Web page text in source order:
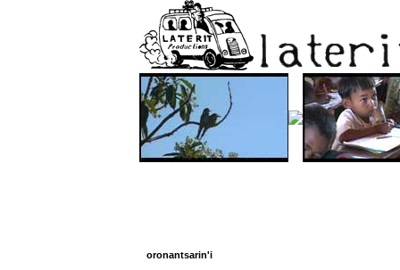
oronantsarin'i